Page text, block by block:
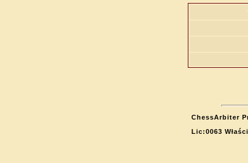
ChessArbiter
Lic:0063